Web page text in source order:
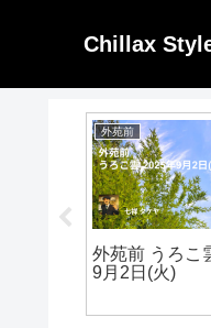
Chillax
外苑前
外苑前 うろこ
9月2日(火)